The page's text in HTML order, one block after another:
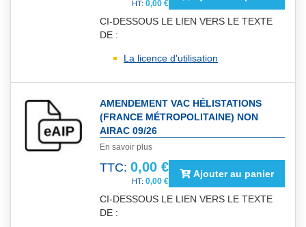
0,00 €
CI-DESSOUS LE LIEN VERS LE TEXTE
DE :
La licence d'utilisation
AMENDEMENT VAC HÉLISTATIONS
(FRANCE MÉTROPOLITAINE) NON
AIRAC 09/26
En savoir plus
TTC: 0,00 €
0,00 €
Ajouter au panier
CI-DESSOUS LE LIEN VERS LE TEXTE
DE :